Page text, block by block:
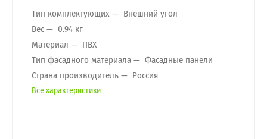
Тип комплектующих
Внешний угол
Вес
0.94 кг
Материал
ПВХ
Тип фасадного материала
Фасадные панели
Страна производитель
Россия
Все характеристики